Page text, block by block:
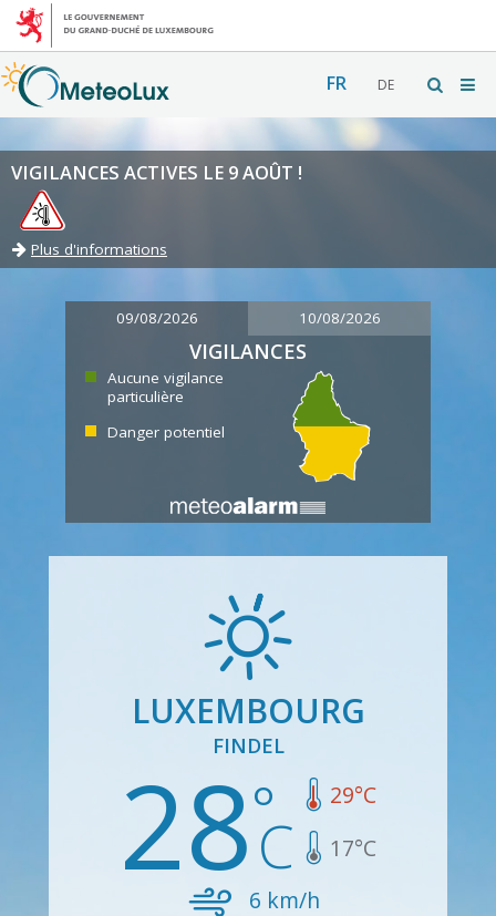
FR DE
VIGILANCES ACTIVES LE 9 AOÛT !
Plus d'informations
09/08/2026 10/08/2026
VIGILANCES
Aucune vigilance
particulière
Danger potentiel
LUXEMBOURG
FINDEL
28 29°C
17°C
6 km/h